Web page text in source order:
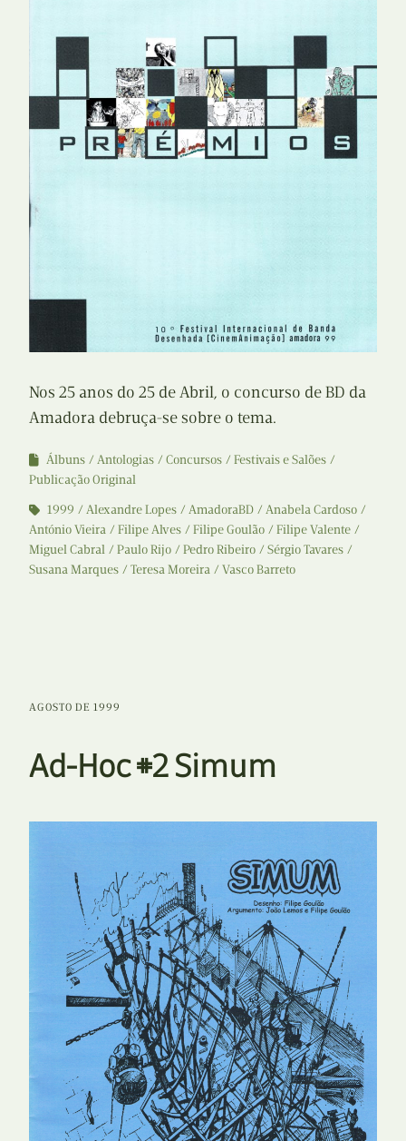
Nos 25 anos do 25 de Abril, o concurso de BD da
Amadora debruça-se sobre o tema.
Álbuns Antologias Concursos
Festivais e Salões
Publicação Original
1999
Alexandre Lopes AmadoraBD
Anabela Cardoso
António Vieira
Filipe Alves Filipe Goulão
Filipe Valente
Miguel Cabral
Paulo Rijo Pedro Ribeiro
Sérgio Tavares
Susana Marques
Teresa Moreira Vasco Barreto
AGOSTO DE 1999
Ad-Hoc #2 Simum